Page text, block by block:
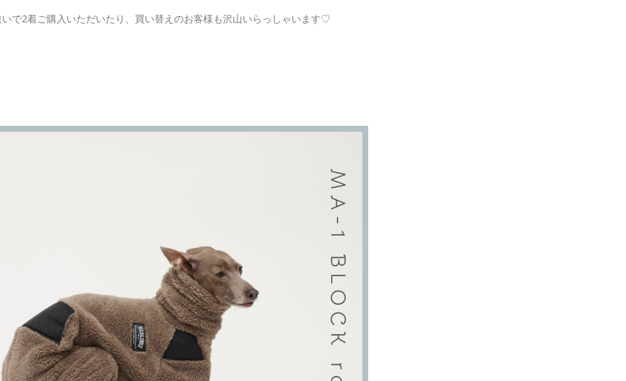
で2着ご購入いただいたり、買い替えのお客様も沢山いらっしゃいます♡